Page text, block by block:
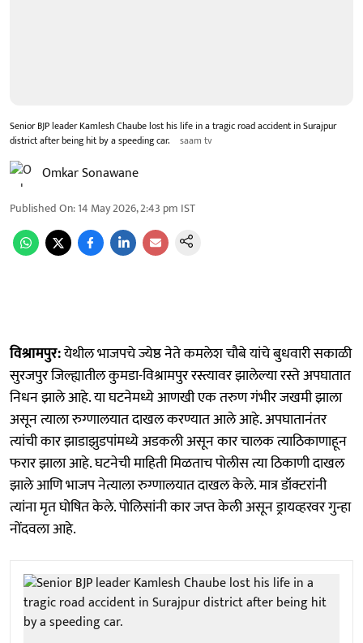
Senior BJP leader Kamlesh Chaube lost his life in a tragic road accident in Surajpur
district after being hit by a speeding car.
saam tv
Omkar Sonawane
Published On:14 May 2026, 2:43 pm IST
विश्रामपुर:येथील भाजपचे ज्येष्ठ नेते कमलेश चौबे यांचे बुधवारी सकाळी
सुरजपुर जिल्ह्यातील कुमडा-विश्रामपुर रस्त्यावर झालेल्या रस्ते अपघातात
निधन झाले आहे. या घटनेमध्ये आणखी एक तरुण गंभीर जखमी झाला
असून त्याला रुग्णालयात दाखल करण्यात आले आहे. अपघातानंतर
त्यांची कार झाडाझुडपांमध्ये अडकली असून कार चालक त्याठिकाणाहून
फरार झाला आहे. घटनेची माहिती मिळताच पोलीस त्या ठिकाणी दाखल
झाले आणि भाजप नेत्याला रुग्णालयात दाखल केले. मात्र डॉक्टरांनी
त्यांना मृत घोषित केले. पोलिसांनी कार जप्त केली असून ड्रायव्हरवर गुन्हा
नोंदवला आहे.